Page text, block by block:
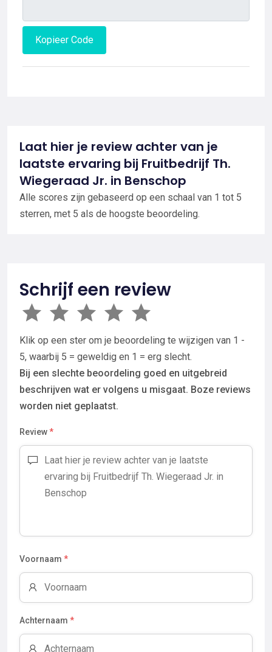
Kopieer Code
Laat hier je review achter van je
laatste ervaring bij Fruitbedrijf Th.
Wiegeraad Jr. in Benschop
Alle scores zijn gebaseerd op een schaal van 1 tot 5
sterren, met 5 als de hoogste beoordeling.
Schrijf een review
Klik op een ster om je beoordeling te wijzigen van 1 -
5, waarbij 5 = geweldig en 1 = erg slecht.
Bij een slechte beoordeling goed en uitgebreid
beschrijven wat er volgens u misgaat. Boze reviews
worden niet geplaatst.
Review*
Voornaam *
Achternaam *